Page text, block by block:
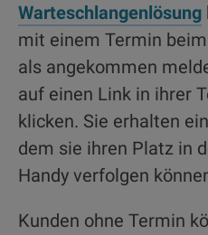
Warteschlangenlösung
mit einem Termin
als angekommen
auf einen Link in ihrer
klicken. Sie erhalten
dem sie ihren Platz in
Handy verfolgen
Kunden ohne Termin